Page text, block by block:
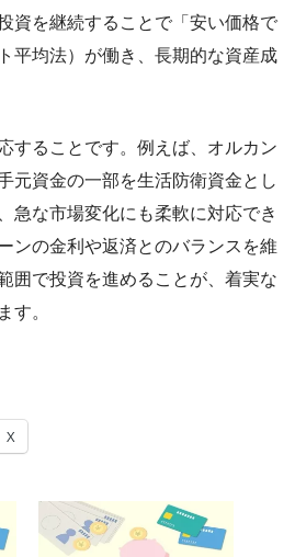
資を継続することで「安い価格で
平均法）が働き、長期的な資産成
することです。例えば、オルカン
元資金の一部を生活防衛資金とし
急な市場変化にも柔軟に対応でき
ンの金利や返済とのバランスを維
囲で投資を進めることが、着実な
す。
X